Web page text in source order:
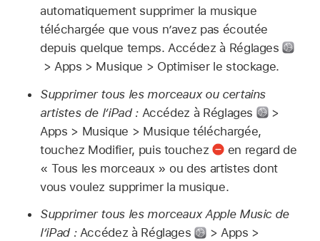
automatiquement supprimer la musique
téléchargée que vous n’avez pas écoutée
depuis quelque temps. Accédez à Réglages
> Apps > Musique > Optimiser le stockage.
Supprimer tous les morceaux ou certains
artistes de l’iPad : Accédez à Réglages
>
Apps > Musique > Musique téléchargée,
touchez Modifier, puis touchez
en regard de
« Tous les morceaux » ou des artistes dont
vous voulez supprimer la musique.
Supprimer tous les morceaux Apple Music de
l’iPad : Accédez à Réglages
> Apps >